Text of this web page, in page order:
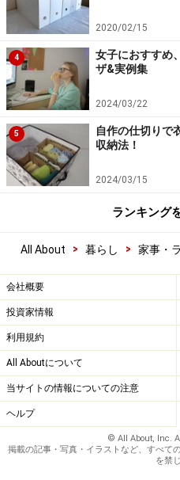
2020/02/15
4
女子におすすめ
ザ&実例集
2024/03/22
5
自作の仕切りで
収納法！
2024/03/15
ランキング
All About > 暮らし > 家事・
会社概要
投資家情報
利用規約
All Aboutについて
当サイトの情報についての注意
ヘルプ
© All About, Inc.
掲載の記事・写真・イラストなど、すべて
を禁